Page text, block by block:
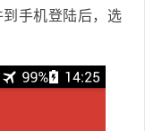
手机登陆后，选